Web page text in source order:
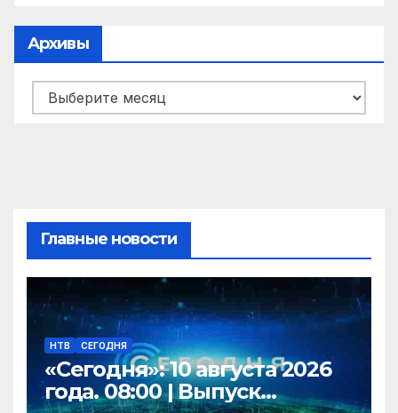
Архивы
Архивы
Главные новости
НТВ СЕГОДНЯ
«Сегодня»: 10 августа 2026
года. 08:00 | Выпуск